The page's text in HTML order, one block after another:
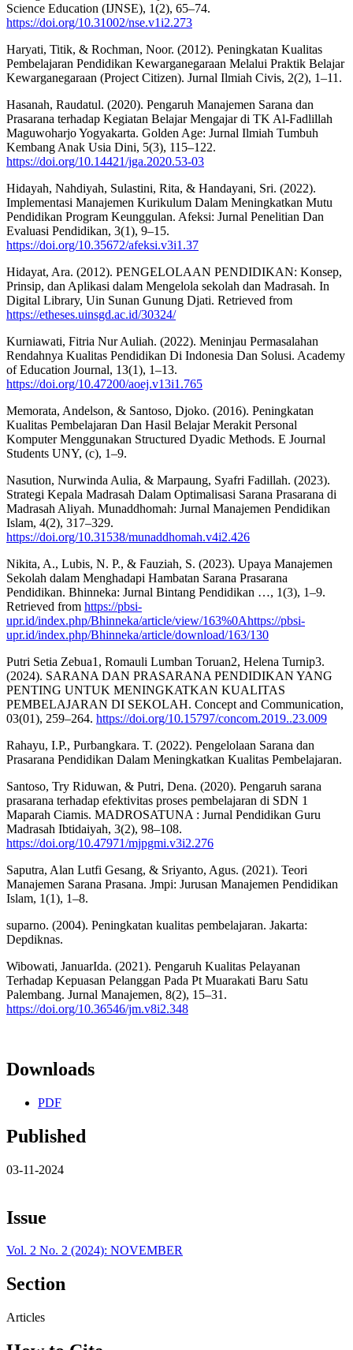
Science Education (IJNSE), 1(2), 65–74.
https://doi.org/10.31002/nse.v1i2.273
Haryati, Titik, & Rochman, Noor. (2012). Peningkatan Kualitas
Pembelajaran Pendidikan Kewarganegaraan Melalui Praktik Belajar
Kewarganegaraan (Project Citizen). Jurnal Ilmiah Civis, 2(2), 1–11.
Hasanah, Raudatul. (2020). Pengaruh Manajemen Sarana dan
Prasarana terhadap Kegiatan Belajar Mengajar di TK Al-Fadlillah
Maguwoharjo Yogyakarta. Golden Age: Jurnal Ilmiah Tumbuh
Kembang Anak Usia Dini, 5(3), 115–122.
https://doi.org/10.14421/jga.2020.53-03
Hidayah, Nahdiyah, Sulastini, Rita, & Handayani, Sri. (2022).
Implementasi Manajemen Kurikulum Dalam Meningkatkan Mutu
Pendidikan Program Keunggulan. Afeksi: Jurnal Penelitian Dan
Evaluasi Pendidikan, 3(1), 9–15.
https://doi.org/10.35672/afeksi.v3i1.37
Hidayat, Ara. (2012). PENGELOLAAN PENDIDIKAN: Konsep,
Prinsip, dan Aplikasi dalam Mengelola sekolah dan Madrasah. In
Digital Library, Uin Sunan Gunung Djati. Retrieved from
https://etheses.uinsgd.ac.id/30324/
Kurniawati, Fitria Nur Auliah. (2022). Meninjau Permasalahan
Rendahnya Kualitas Pendidikan Di Indonesia Dan Solusi. Academy
of Education Journal, 13(1), 1–13.
https://doi.org/10.47200/aoej.v13i1.765
Memorata, Andelson, & Santoso, Djoko. (2016). Peningkatan
Kualitas Pembelajaran Dan Hasil Belajar Merakit Personal
Komputer Menggunakan Structured Dyadic Methods. E Journal
Students UNY, (c), 1–9.
Nasution, Nurwinda Aulia, & Marpaung, Syafri Fadillah. (2023).
Strategi Kepala Madrasah Dalam Optimalisasi Sarana Prasarana di
Madrasah Aliyah. Munaddhomah: Jurnal Manajemen Pendidikan
Islam, 4(2), 317–329.
https://doi.org/10.31538/munaddhomah.v4i2.426
Nikita, A., Lubis, N. P., & Fauziah, S. (2023). Upaya Manajemen
Sekolah dalam Menghadapi Hambatan Sarana Prasarana
Pendidikan. Bhinneka: Jurnal Bintang Pendidikan …, 1(3), 1–9.
Retrieved from https://pbsi-
upr.id/index.php/Bhinneka/article/view/163%0Ahttps://pbsi-
upr.id/index.php/Bhinneka/article/download/163/130
Putri Setia Zebua1, Romauli Lumban Toruan2, Helena Turnip3.
(2024). SARANA DAN PRASARANA PENDIDIKAN YANG
PENTING UNTUK MENINGKATKAN KUALITAS
PEMBELAJARAN DI SEKOLAH. Concept and Communication,
03(01), 259–264. https://doi.org/10.15797/concom.2019..23.009
Rahayu, I.P., Purbangkara. T. (2022). Pengelolaan Sarana dan
Prasarana Pendidikan Dalam Meningkatkan Kualitas Pembelajaran.
Santoso, Try Riduwan, & Putri, Dena. (2020). Pengaruh sarana
prasarana terhadap efektivitas proses pembelajaran di SDN 1
Maparah Ciamis. MADROSATUNA : Jurnal Pendidikan Guru
Madrasah Ibtidaiyah, 3(2), 98–108.
https://doi.org/10.47971/mjpgmi.v3i2.276
Saputra, Alan Lutfi Gesang, & Sriyanto, Agus. (2021). Teori
Manajemen Sarana Prasana. Jmpi: Jurusan Manajemen Pendidikan
Islam, 1(1), 1–8.
suparno. (2004). Peningkatan kualitas pembelajaran. Jakarta:
Depdiknas.
Wibowati, JanuarIda. (2021). Pengaruh Kualitas Pelayanan
Terhadap Kepuasan Pelanggan Pada Pt Muarakati Baru Satu
Palembang. Jurnal Manajemen, 8(2), 15–31.
https://doi.org/10.36546/jm.v8i2.348
Downloads
PDF
Published
03-11-2024
Issue
Vol. 2 No. 2 (2024): NOVEMBER
Section
Articles